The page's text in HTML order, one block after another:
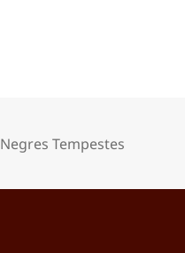
Autor
Negres Tempestes